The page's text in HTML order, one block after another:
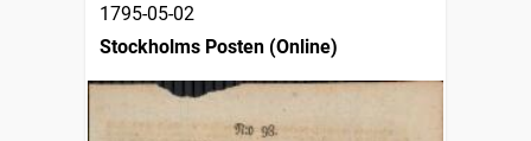
1795-05-02
Stockholms Posten (Online)